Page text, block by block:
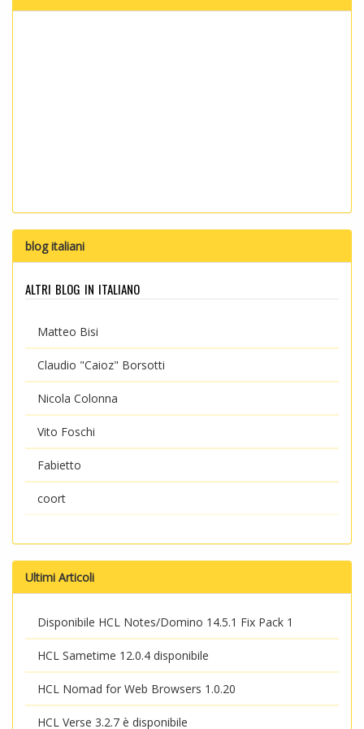
blog italiani
altri blog in italiano
Matteo Bisi
Claudio "Caioz" Borsotti
Nicola Colonna
Vito Foschi
Fabietto
coort
Ultimi Articoli
Disponibile HCL Notes/Domino 14.5.1 Fix Pack 1
HCL Sametime 12.0.4 disponibile
HCL Nomad for Web Browsers 1.0.20
HCL Verse 3.2.7 è disponibile